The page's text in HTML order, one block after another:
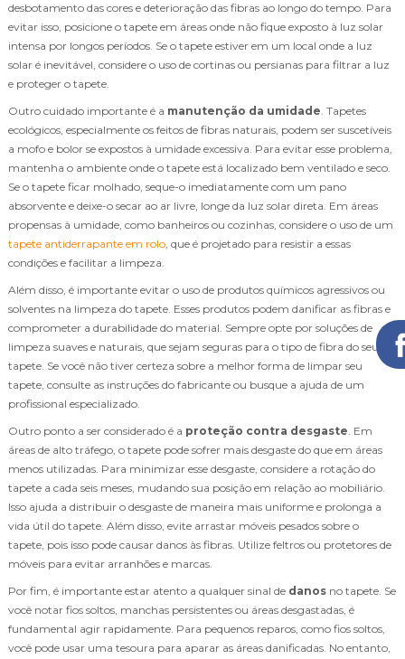
desbotamento das cores e deterioração das fibras ao longo do tempo. Para
evitar isso, posicione o tapete em áreas onde não fique exposto à luz solar
intensa por longos períodos. Se o tapete estiver em um local onde a luz
solar é inevitável, considere o uso de cortinas ou persianas para filtrar a luz
e proteger o tapete.
Outro cuidado importante é a manutenção da umidade. Tapetes
ecológicos, especialmente os feitos de fibras naturais, podem ser suscetíveis
a mofo e bolor se expostos à umidade excessiva. Para evitar esse problema,
mantenha o ambiente onde o tapete está localizado bem ventilado e seco.
Se o tapete ficar molhado, seque-o imediatamente com um pano
absorvente e deixe-o secar ao ar livre, longe da luz solar direta. Em áreas
propensas à umidade, como banheiros ou cozinhas, considere o uso de um
tapete antiderrapante em rolo, que é projetado para resistir a essas
condições e facilitar a limpeza.
Além disso, é importante evitar o uso de produtos químicos agressivos ou
solventes na limpeza do tapete. Esses produtos podem danificar as fibras e
comprometer a durabilidade do material. Sempre opte por soluções de
limpeza suaves e naturais, que sejam seguras para o tipo de fibra do seu
tapete. Se você não tiver certeza sobre a melhor forma de limpar seu
tapete, consulte as instruções do fabricante ou busque a ajuda de um
profissional especializado.
Outro ponto a ser considerado é a proteção contra desgaste. Em
áreas de alto tráfego, o tapete pode sofrer mais desgaste do que em áreas
menos utilizadas. Para minimizar esse desgaste, considere a rotação do
tapete a cada seis meses, mudando sua posição em relação ao mobiliário.
Isso ajuda a distribuir o desgaste de maneira mais uniforme e prolonga a
vida útil do tapete. Além disso, evite arrastar móveis pesados sobre o
tapete, pois isso pode causar danos às fibras. Utilize feltros ou protetores de
móveis para evitar arranhões e marcas.
Por fim, é importante estar atento a qualquer sinal de danos no tapete. Se
você notar fios soltos, manchas persistentes ou áreas desgastadas, é
fundamental agir rapidamente. Para pequenos reparos, como fios soltos,
você pode usar uma tesoura para aparar as áreas danificadas. No entanto,